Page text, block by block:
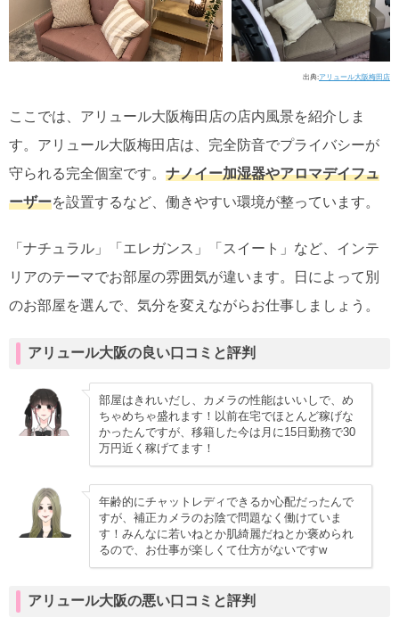
出典:アリュール大阪梅田店
ここでは、アリュール大阪梅田店の店内風景を紹介しま
す。アリュール大阪梅田店は、完全防音でプライバシーが
守られる完全個室です。 ナノイー加湿器やアロマデイフュ
ーザーを設置するなど、働きやすい環境が整っています。
「ナチュラル」「エレガンス」「スイート」など、インテ
リアのテーマでお部屋の雰囲気が違います。日によって別
のお部屋を選んで、気分を変えながらお仕事しましょう。
アリュール大阪の良い口コミと評判
部屋はきれいだし、カメラの性能はいいしで、め
ちゃめちゃ盛れます！以前在宅でほとんど稼げな
かったんですが、移籍した今は月に15日勤務で30
万円近く稼げてます！
年齢的にチャットレディできるか心配だったんで
すが、補正カメラのお陰で問題なく働けていま
す！みんなに若いねとか肌綺麗だねとか褒められ
るので、お仕事が楽しくて仕方がないですw
アリュール大阪の悪い口コミと評判